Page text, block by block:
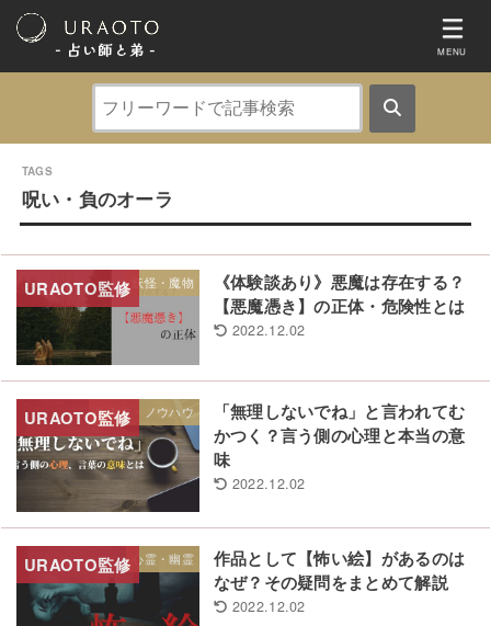
- 占い師と弟 ‐ MENU
呪い・負のオーラ
妖怪・魔物
《体験談あり》悪魔は存在する？
【悪魔憑き】の正体・危険性とは
2022.12.02
生き方・ノウハウ
「無理しないでね」と言われてむ
かつく？言う側の心理と本当の意
味
2022.12.02
心霊・幽霊
作品として【怖い絵】があるのは
なぜ？その疑問をまとめて解説
2022.12.02